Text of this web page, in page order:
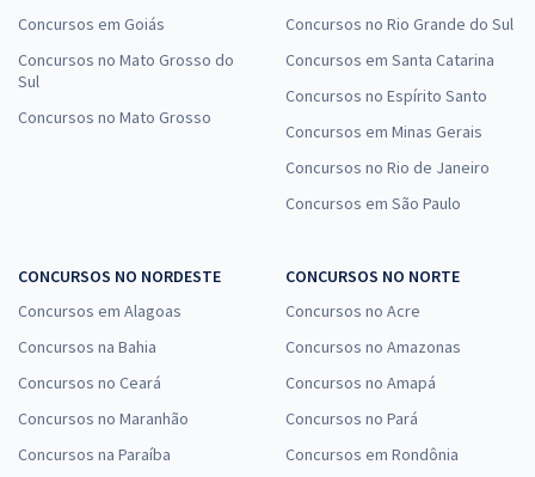
Concursos em Goiás
Concursos no Mato Grosso do
Sul
Concursos no Mato Grosso
Concursos no Rio Grande do Sul
Concursos em Santa Catarina
Concursos no Espírito Santo
Concursos em Minas Gerais
Concursos no Rio de Janeiro
Concursos em São Paulo
CONCURSOS NO NORDESTE
Concursos em Alagoas
Concursos na Bahia
Concursos no Ceará
Concursos no Maranhão
Concursos na Paraíba
CONCURSOS NO NORTE
Concursos no Acre
Concursos no Amazonas
Concursos no Amapá
Concursos no Pará
Concursos em Rondônia